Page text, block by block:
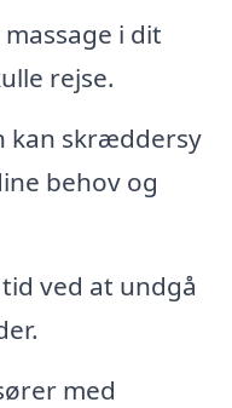
i dit
rejse.
kan skræddersy
behov og
ved at undgå
med